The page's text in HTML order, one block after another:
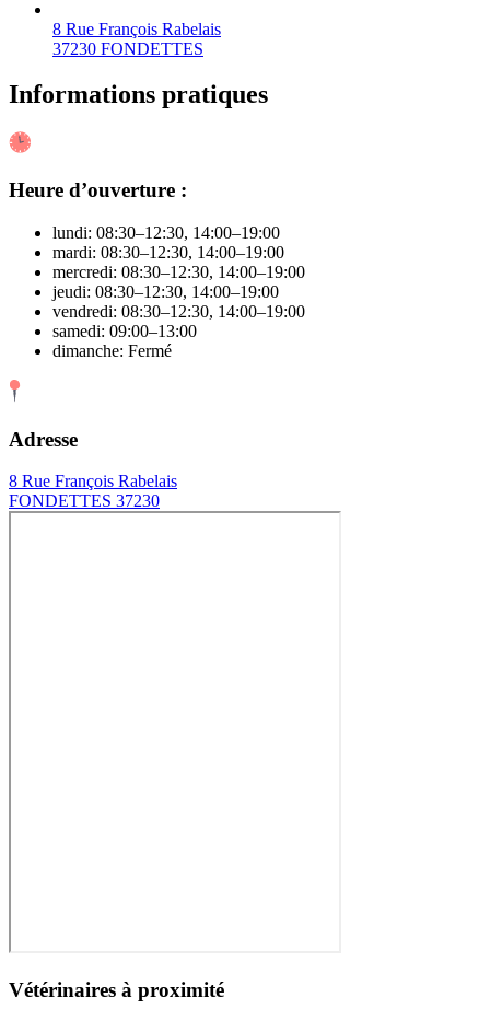
8 Rue François Rabelais
37230 FONDETTES
Informations pratiques
Heure d’ouverture :
lundi: 08:30–12:30, 14:00–19:00
mardi: 08:30–12:30, 14:00–19:00
mercredi: 08:30–12:30, 14:00–19:00
jeudi: 08:30–12:30, 14:00–19:00
vendredi: 08:30–12:30, 14:00–19:00
samedi: 09:00–13:00
dimanche: Fermé
Adresse
8 Rue François Rabelais
FONDETTES 37230
Vétérinaires à proximité